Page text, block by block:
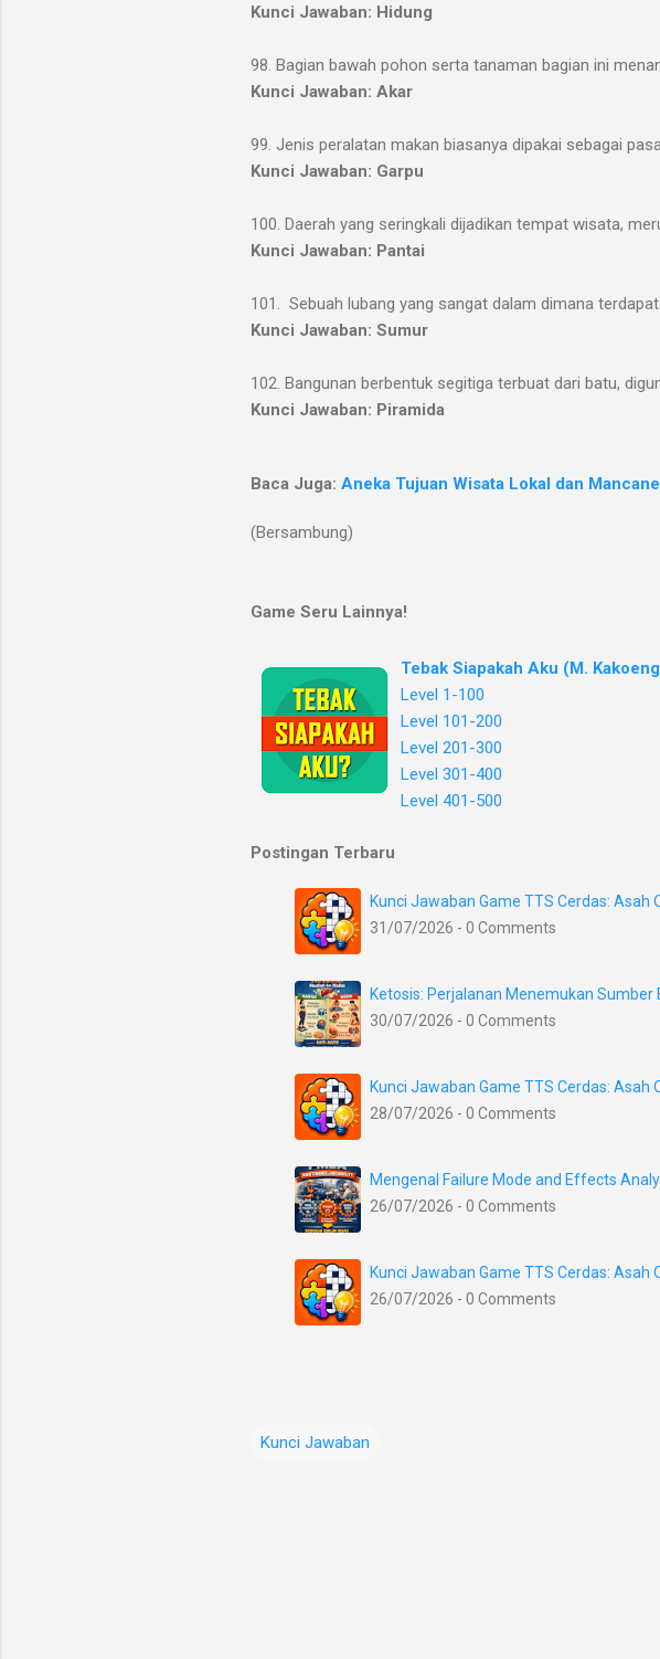
Kunci Jawaban: Hidung
98. Bagian bawah pohon serta tanaman bagian ini
Kunci Jawaban: Akar
99. Jenis peralatan makan biasanya dipakai sebagai
Kunci Jawaban: Garpu
100. Daerah yang seringkali dijadikan tempat wisata,
Kunci Jawaban: Pantai
101. Sebuah lubang yang sangat dalam dimana
Kunci Jawaban: Sumur
102. Bangunan berbentuk segitiga terbuat dari batu,
Kunci Jawaban: Piramida
Baca Juga: Aneka Tujuan Wisata Lokal dan
(Bersambung)
Game Seru Lainnya!
Tebak Siapakah Aku (M.
Level 1-100
Level 101-200
Level 201-300
Level 301-400
Level 401-500
Postingan Terbaru
Kunci Jawaban Game TTS Cerdas: Asah
31/07/2026 - 0 Comments
Ketosis: Perjalanan Menemukan Sumber
30/07/2026 - 0 Comments
Kunci Jawaban Game TTS Cerdas: Asah
28/07/2026 - 0 Comments
Mengenal Failure Mode and Effects
26/07/2026 - 0 Comments
Kunci Jawaban Game TTS Cerdas: Asah
26/07/2026 - 0 Comments
Kunci Jawaban